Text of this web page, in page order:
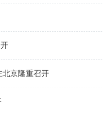
北京隆重召开